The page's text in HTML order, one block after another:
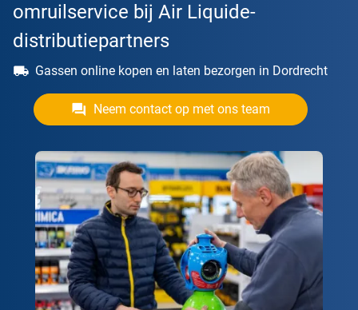
omruilservice bij Air Liquide-
distributiepartners
Gassen online kopen en laten bezorgen in Dordrecht
Neem contact op met ons team